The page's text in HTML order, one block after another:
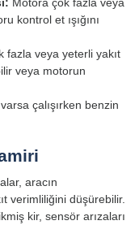
kontrol et ışığını
fazla veya yeterli yakıt
veya motorun
çalışırken benzin
aracın
verimliliğini düşürebilir.
kir, sensör arızaları